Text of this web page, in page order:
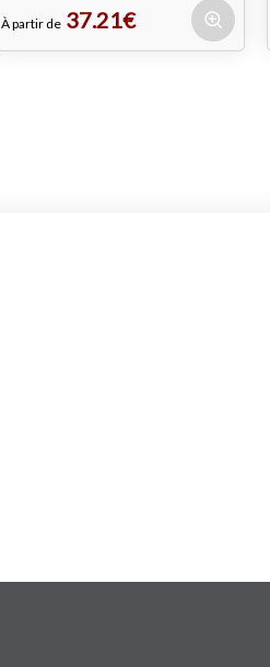
À partir de37.21€